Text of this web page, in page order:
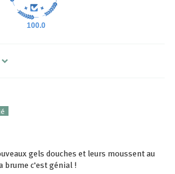
100.0
gels douches et leurs moussent au
brume c'est génial !